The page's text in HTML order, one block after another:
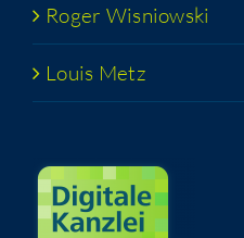
Roger Wis­niow­ski
Lou­is Metz